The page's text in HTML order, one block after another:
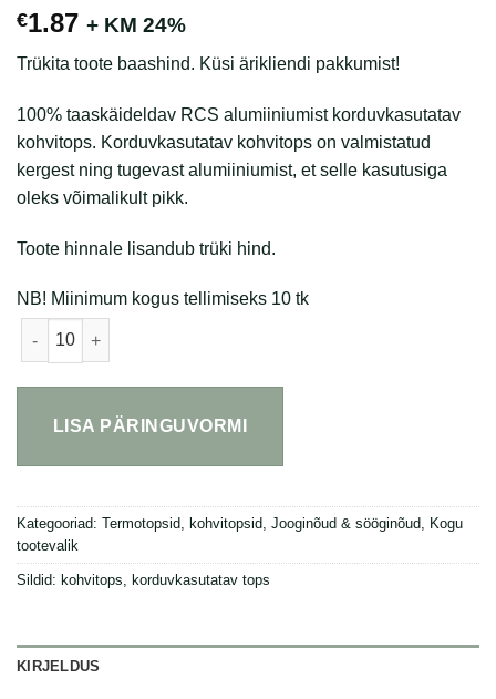
€1.87 + KM 24%
Trükita toote baashind. Küsi ärikliendi pakkumist!
100% taaskäideldav RCS alumiiniumist korduvkasutatav
kohvitops. Korduvkasutatav kohvitops on valmistatud
kergest ning tugevast alumiiniumist, et selle kasutusiga
oleks võimalikult pikk.
Toote hinnale lisandub trüki hind.
NB! Miinimum kogus tellimiseks 10 tk
LISA PÄRINGUVORMI
Kategooriad: Termotopsid, kohvitopsid, Jooginõud & sööginõud, Kogu
tootevalik
Sildid: kohvitops, korduvkasutatav tops
KIRJELDUS